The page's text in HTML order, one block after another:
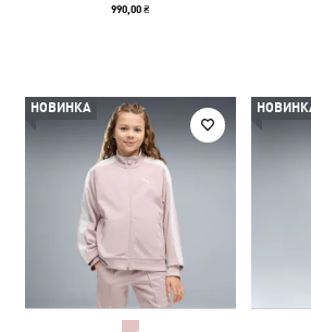
990,00 ₴
НОВИНКА